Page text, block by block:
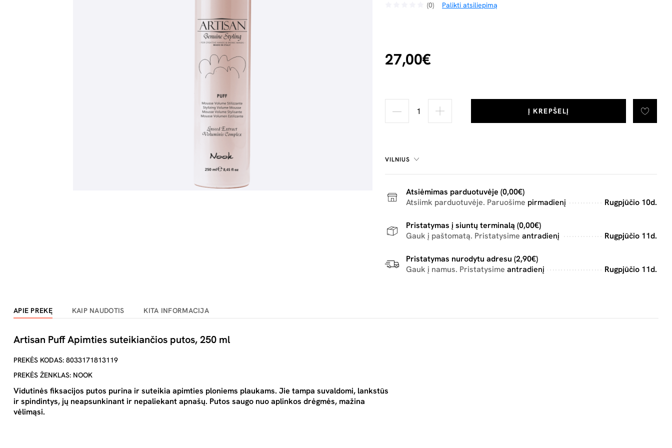
(0) Palikti atsiliepimą
27,00€
Į KREPŠELĮ
VILNIUS
Atsiėmimas parduotuvėje (0,00€)
Atsiimk parduotuvėje. Paruošime pirmadienį Rugpjūčio 10d.
Pristatymas į siuntų terminalą (0,00€)
Gauk į paštomatą. Pristatysime antradienį Rugpjūčio 11d.
Pristatymas nurodytu adresu (2,90€)
Gauk į namus. Pristatysime antradienį Rugpjūčio 11d.
APIE PREKĘ KAIP NAUDOTIS KITA INFORMACIJA
Artisan Puff Apimties suteikiančios putos, 250 ml
PREKĖS KODAS: 8033171813119
PREKĖS ŽENKLAS: NOOK
Vidutinės fiksacijos putos purina ir suteikia apimties ploniems plaukams. Jie tampa suvaldomi, lankstūs
ir spindintys, jų neapsunkinant ir nepaliekant apnašų. Putos saugo nuo aplinkos drėgmės, mažina
vėlimąsi.